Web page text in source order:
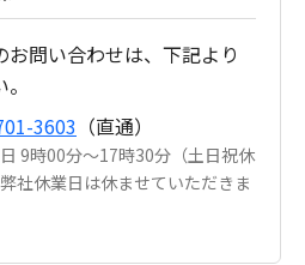
問い合わせは、下記より
3603 （直通）
9時00分～17時30分（土日祝休
社休業日は休ませていただきま